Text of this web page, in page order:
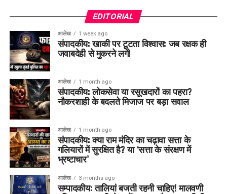
EDITORIAL
आलेख 1 week ago
संपादकीय: खाकी पर टूटता विश्वास: जब रक्षक ही
जवाबदेही से मुकरने लगें!
आलेख 1 month ago
संपादकीय: लोकसेवा या रसूखदारों का पहरा?
नौकरशाही के बदलते मिजाज पर बड़ा सवाल
आलेख 1 month ago
संपादकीय: क्या राम मंदिर का चढ़ावा सत्ता के
गलियारों में सुरक्षित है? या ‘सत्ता के संरक्षण में
भ्रष्टाचार’
आलेख 3 months ago
सम्पादकीय: तालियां बजती रहनी चाहिए! मालवणी